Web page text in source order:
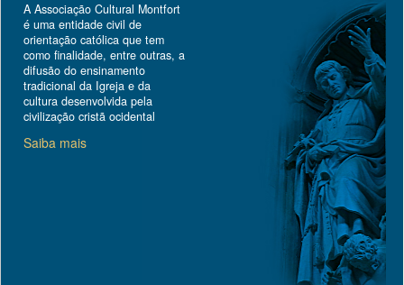
A Associação Cultural Montfort
é uma entidade civil de
orientação católica que tem
como finalidade, entre outras, a
difusão do ensinamento
tradicional da Igreja e da
cultura desenvolvida pela
civilização cristã ocidental
Saiba mais